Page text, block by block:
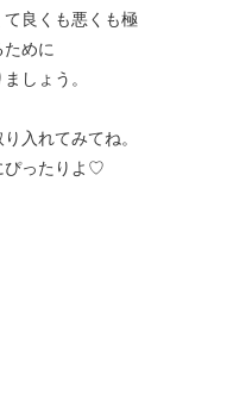
良くも悪くも極
めに
しょう。
入れてみてね。
ぴったりよ♡